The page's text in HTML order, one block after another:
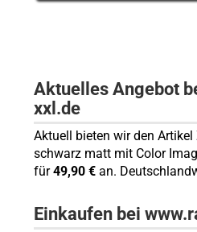
Aktuelles Angebot
xxl.de
Aktuell bieten wir den
schwarz matt mit Color
für49,90 €an.
Einkaufen bei